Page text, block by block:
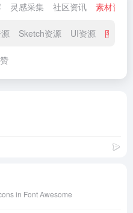
灵感采集 社区资讯 素材资源
Sketch资源 UI资源 图标素
in Font Awesome